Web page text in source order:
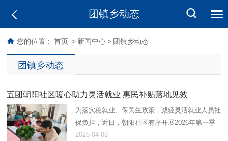
团镇乡动态
您的位置： 首页 > 新闻中心 > 团镇乡动态
团镇乡动态
五团朝阳社区暖心助力灵活就业 惠民补贴落地见效
为落实稳就业、保民生政策，减轻灵活就业人员社
保负担，近日，朝阳社区有序开展2026年第一季
度灵活就业社保补贴申请工作，以贴心服务打通民
2026-04-08